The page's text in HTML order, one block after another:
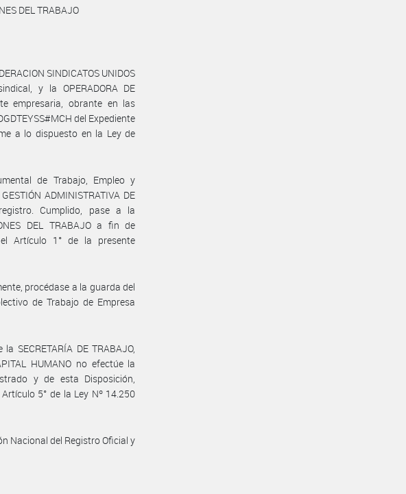
DEL TRABAJO
SINDICATOS UNIDOS
y la OPERADORA DE
empresaria, obrante en las
del Expediente
a lo dispuesto en la Ley de
de Trabajo, Empleo y
ADMINISTRATIVA DE
Cumplido, pase a la
DEL TRABAJO a fin de
Artículo 1° de la presente
procédase a la guarda del
de Trabajo de Empresa
SECRETARÍA DE TRABAJO,
HUMANO no efectúe la
y de esta Disposición,
5° de la Ley Nº 14.250
Nacional del Registro Oficial y